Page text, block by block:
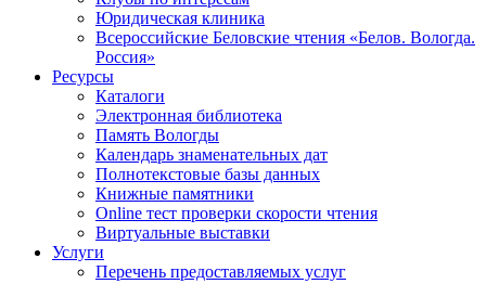
Юридическая клиника
Всероссийские Беловские чтения «Белов. Вологда.
Россия»
Ресурсы
Каталоги
Электронная библиотека
Память Вологды
Календарь знаменательных дат
Полнотекстовые базы данных
Книжные памятники
Online тест проверки скорости чтения
Виртуальные выставки
Услуги
Перечень предоставляемых услуг